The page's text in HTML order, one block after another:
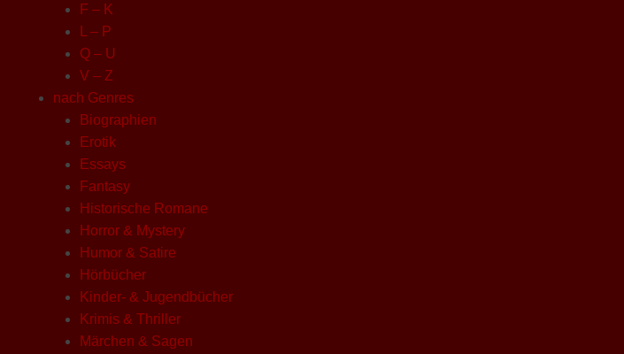
F – K
L – P
Q – U
V – Z
nach Genres
Biographien
Erotik
Essays
Fantasy
Historische Romane
Horror & Mystery
Humor & Satire
Hörbücher
Kinder- & Jugendbücher
Krimis & Thriller
Märchen & Sagen